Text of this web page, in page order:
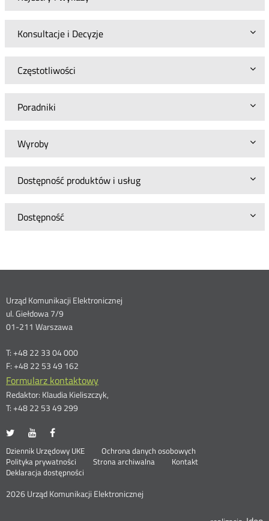
Konsultacje i Decyzje
Częstotliwości
Poradniki
Wyroby
Dostępność produktów i usług
Dostępność
Dane
kontaktowe
Urząd Komunikacji Elektronicznej
ul. Giełdowa 7/9
01-211 Warszawa
T: +48 22 33 04 000
F: +48 22 53 49 162
Formularz kontaktowy
Redaktor: Klaudia Kieliszczyk,
T: +48 22 53 49 299
UKE
portalu
Twitter
Otwórz
nowym
oknie
UKE
portalu
Youtube
Otwórz
nowym
oknie
portalu
Facebook
nowym
oknie
Stopka
menu
Dziennik Urzędowy UKE Otwórz
Ochrona danych osobowych
Polityka prywatności
Otwórz
w
oknie
Strona archiwalna
Kontakt
Deklaracja dostępności
2026 Urząd Komunikacji Elektronicznej